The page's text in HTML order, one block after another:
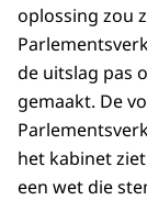
oplossing zou
de uitslag pas
gemaakt. De
het kabinet
een wet die